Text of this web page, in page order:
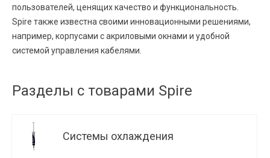
пользователей, ценящих качество и функциональность.
Spire также известна своими инновационными решениями,
например, корпусами с акриловыми окнами и удобной
системой управления кабелями.
Разделы с товарами Spire
Системы охлаждения